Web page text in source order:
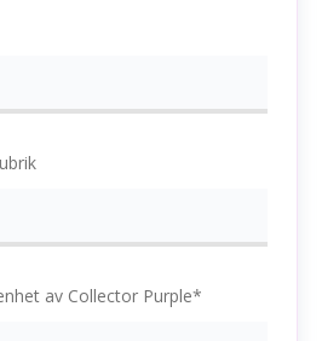
av Collector Purple*